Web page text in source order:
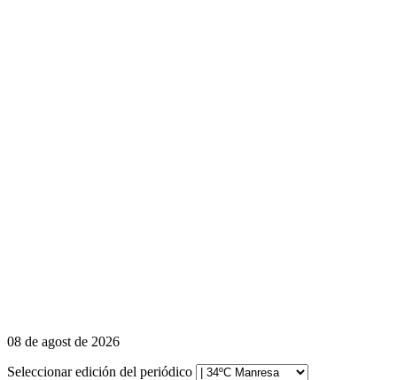
08 de agost de 2026
Seleccionar edición del periódico